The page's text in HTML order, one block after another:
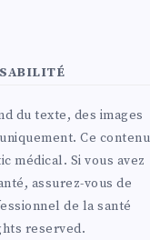
du texte, des images
Ce contenu
médical. Si vous avez
assurez-vous de
de la santé
reserved.